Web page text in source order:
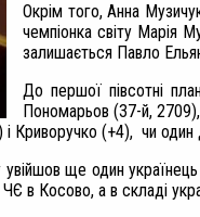
Окрім того, Анна
чемпіонка світу Марія
залишається Павло
До першої півсотні
Пономарьов (37-й, 2709),
і Криворучко (+4), чи
ще один
в Косово, а в складі